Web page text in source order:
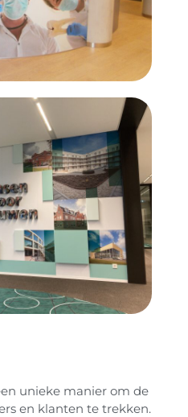
unieke manier om de
en klanten te trekken.